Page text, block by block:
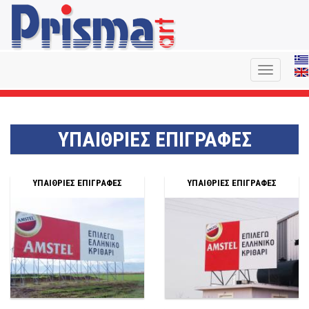
ΥΠΑΙΘΡΙΕΣ ΕΠΙΓΡΑΦΕΣ
ΥΠΑΙΘΡΙΕΣ ΕΠΙΓΡΑΦΕΣ ΥΠΑΙΘΡΙΕΣ ΕΠΙΓΡΑΦΕΣ
Toggle
navigation